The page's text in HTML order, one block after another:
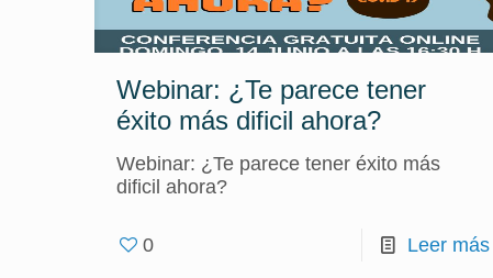
Webinar: ¿Te parece tener
éxito más dificil ahora?
Webinar: ¿Te parece tener éxito más
dificil ahora?
0 Leer más